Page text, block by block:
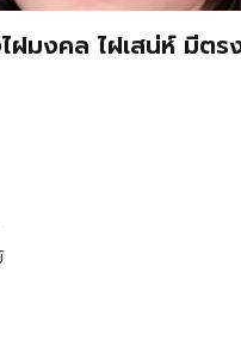
ฝมงคล ไฝเสน่ห์ มีตร